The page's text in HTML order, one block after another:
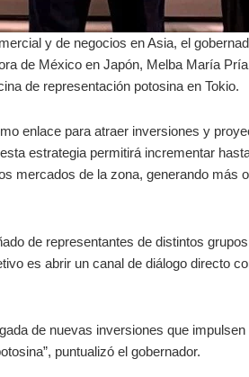
y de negocios en Asia, el
de México en Japón, Melba María
de representación potosina en Tokio.
enlace para atraer inversiones y
estrategia permitirá incrementar
mercados de la zona, generando más
de representantes de distintos
es abrir un canal de diálogo directo
de nuevas inversiones que
puntualizó el gobernador.